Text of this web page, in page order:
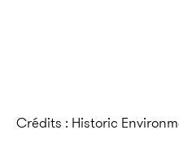
Crédits : Historic